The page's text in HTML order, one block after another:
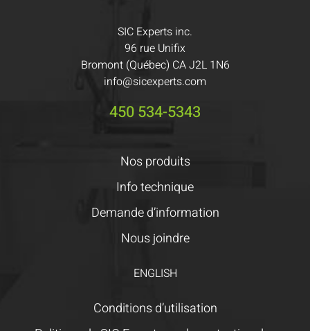
SIC Experts inc.
96 rue Unifix
Bromont (Québec) CA J2L 1N6
info@sicexperts.com
450 534-5343
Nos produits
Info technique
Demande d’information
Nous joindre
ENGLISH
Conditions d’utilisation